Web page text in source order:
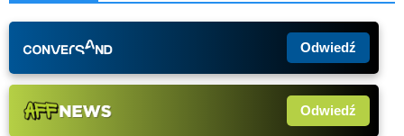
Odwiedź
Odwiedź